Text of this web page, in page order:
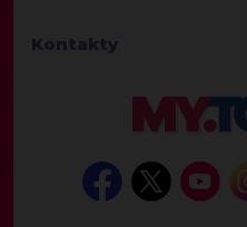
Kontakty